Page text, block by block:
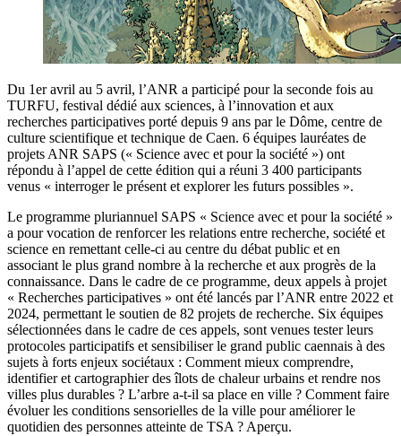
Du 1er avril au 5 avril, l’ANR a participé pour la seconde fois au
TURFU, festival dédié aux sciences, à l’innovation et aux
recherches participatives porté depuis 9 ans par le Dôme, centre de
culture scientifique et technique de Caen. 6 équipes lauréates de
projets ANR SAPS (« Science avec et pour la société ») ont
répondu à l’appel de cette édition qui a réuni 3 400 participants
venus « interroger le présent et explorer les futurs possibles ».
Le programme pluriannuel SAPS « Science avec et pour la société »
a pour vocation de renforcer les relations entre recherche, société et
science en remettant celle-ci au centre du débat public et en
associant le plus grand nombre à la recherche et aux progrès de la
connaissance. Dans le cadre de ce programme, deux appels à projet
« Recherches participatives » ont été lancés par l’ANR entre 2022 et
2024, permettant le soutien de 82 projets de recherche. Six équipes
sélectionnées dans le cadre de ces appels, sont venues tester leurs
protocoles participatifs et sensibiliser le grand public caennais à des
sujets à forts enjeux sociétaux : Comment mieux comprendre,
identifier et cartographier des îlots de chaleur urbains et rendre nos
villes plus durables ? L’arbre a-t-il sa place en ville ? Comment faire
évoluer les conditions sensorielles de la ville pour améliorer le
quotidien des personnes atteinte de TSA ? Aperçu.